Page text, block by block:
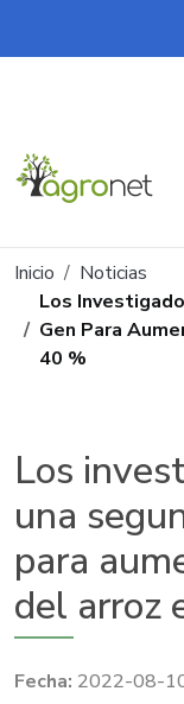
Pasar al contenido
Ruta de
Inicio
Noticias
Los
Gen Para
40 %
Los
una
para
del arroz
2022-08-